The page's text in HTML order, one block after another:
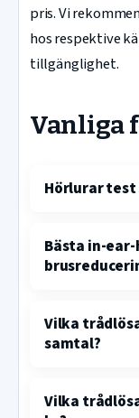
pris. Vi
hos respektive
tillgänglighet.
Vanliga
Hörlurar test
Bästa in-
Vilka
samtal?
Vilka